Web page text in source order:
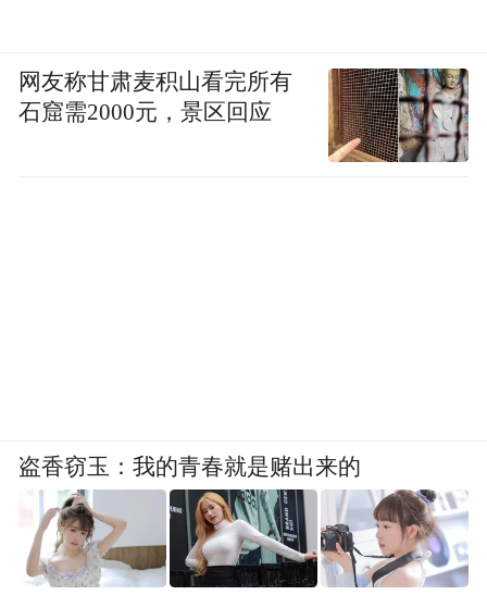
网友称甘肃麦积山看完所有
石窟需2000元，景区回应
盗香窃玉：我的青春就是赌出来的